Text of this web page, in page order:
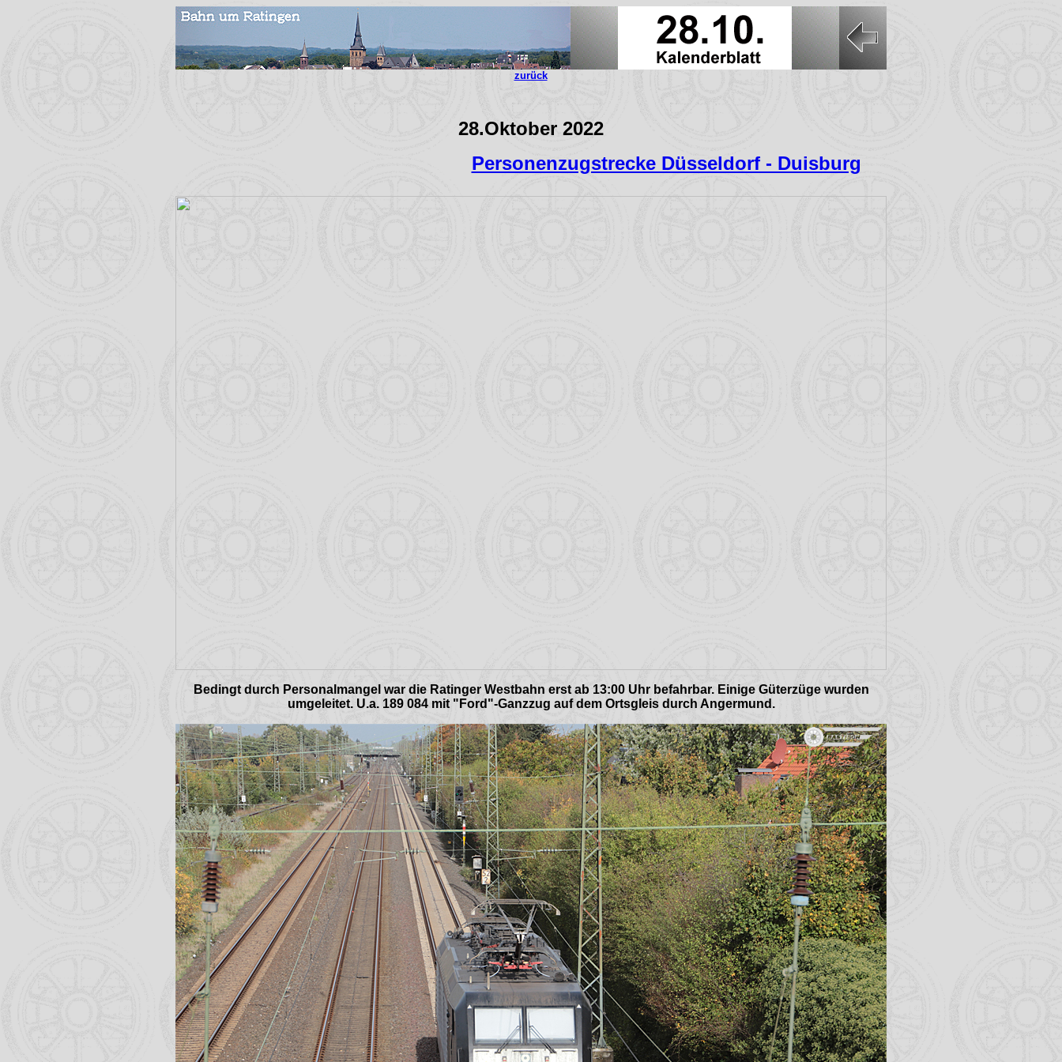
zurück
28.Oktober 2022
Personenzugstrecke Düsseldorf - Duisburg
Bedingt durch Personalmangel war die Ratinger Westbahn erst ab 13:00 Uhr befahrbar. Einige Güterzüge wurden
umgeleitet. U.a. 189 084 mit "Ford"-Ganzzug auf dem Ortsgleis durch Angermund.